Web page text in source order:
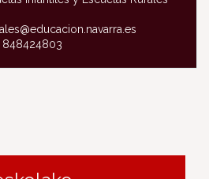
848424803